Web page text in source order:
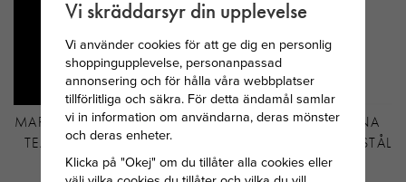
MARIA NILSDOTTER PEARL
TEAR ÖRHÄNGE SILVER
MED PÄRLA
ASTRID&AGNES ALINA
RING GULDPLÄTERAT STÅL
Vi skräddarsyr din upplevelse
Vi använder cookies för att ge dig en personlig
shoppingupplevelse, personanpassad
annonsering och för hålla våra webbplatser
tillförlitliga och säkra. För detta ändamål samlar
vi in information om användarna, deras mönster
och deras enheter.
Klicka på "Okej" om du tillåter alla cookies eller